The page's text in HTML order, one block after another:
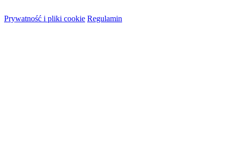
Prywatność i pliki cookie Regulamin